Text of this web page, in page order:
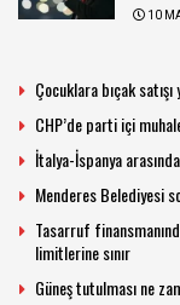
10
Çocuklara bıçak
CHP’de parti içi
İtalya-İspanya
Menderes Belediyesi
Tasarruf
limitlerine sınır
Güneş tutulması ne